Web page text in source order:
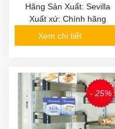
Hãng Sản Xuất: Sevilla
Xuất xứ: Chính hãng
Xem chi tiết
- 25%